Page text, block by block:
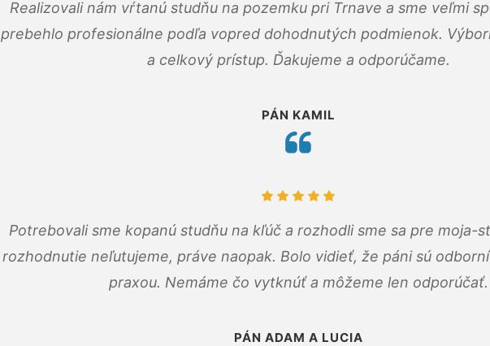
Realizovali nám vŕtanú studňu na pozemku pri Trnave a sme veľmi
prebehlo profesionálne podľa vopred dohodnutých podmienok.
a celkový prístup. Ďakujeme a odporúčame.
PÁN KAMIL
Potrebovali sme kopanú studňu na kľúč a rozhodli sme sa pre moja-
rozhodnutie neľutujeme, práve naopak. Bolo vidieť, že páni sú
praxou. Nemáme čo vytknúť a môžeme len odporúčať.
PÁN ADAM A LUCIA